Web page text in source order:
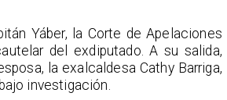
Yáber, la Corte de Apelaciones
del exdiputado. A su salida,
la exalcaldesa Cathy Barriga,
investigación.